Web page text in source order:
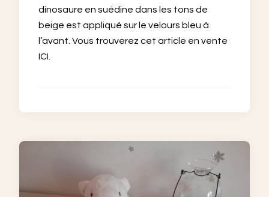
dinosaure en suédine dans les tons de
beige est appliqué sur le velours bleu à
l’avant. Vous trouverez cet article en vente
ICI.